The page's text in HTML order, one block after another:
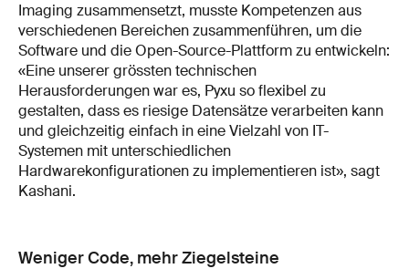
Imaging zusammensetzt, musste Kompetenzen aus
verschiedenen Bereichen zusammenführen, um die
Software und die Open-Source-Plattform zu entwickeln:
«Eine unserer grössten technischen
Herausforderungen war es, Pyxu so flexibel zu
gestalten, dass es riesige Datensätze verarbeiten kann
und gleichzeitig einfach in eine Vielzahl von IT-
Systemen mit unterschiedlichen
Hardwarekonfigurationen zu implementieren ist», sagt
Kashani.
Weniger Code, mehr Ziegelsteine